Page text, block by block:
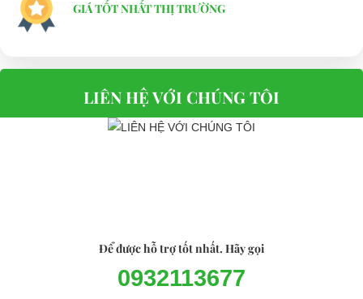
GIÁ TỐT NHẤT THỊ TRƯỜNG
LIÊN HỆ VỚI CHÚNG TÔI
Để được hỗ trợ tốt nhất. Hãy gọi
0932113677